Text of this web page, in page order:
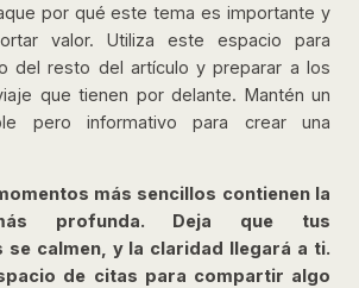
por qué este tema es importante y
valor. Utiliza este espacio para
del resto del artículo y preparar a los
que tienen por delante. Mantén un
pero informativo para crear una
más sencillos contienen la
profunda. Deja que tus
se calmen, y la claridad llegará a ti.
de citas para compartir algo